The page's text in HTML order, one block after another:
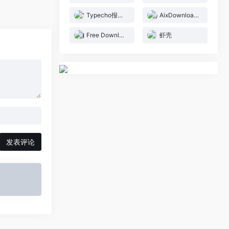
发表评论
Typecho报纸主题LanternTown AixDownloader
Free Download Manager 虾壳